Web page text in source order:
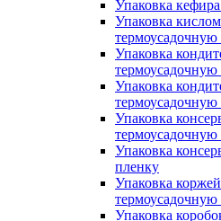
Упаковка
Упаковка
термоусадочную
Упаковка
термоусадочную
Упаковка
термоусадочную
Упаковка
термоусадочную
Упаковка
пленку
Упаковка
термоусадочную
Упаковка